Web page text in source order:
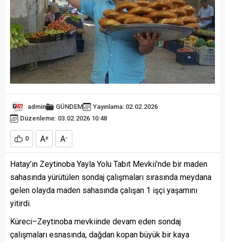
admin GÜNDEM
Yayınlama: 02.02.2026
Düzenleme: 03.02.2026 10:48
0 A+ A-
Hatay’ın Zeytinoba Yayla Yolu Tabıt Mevkii’nde bir maden
sahasında yürütülen sondaj çalışmaları sırasında meydana
gelen olayda maden sahasında çalışan 1 işçi yaşamını
yitirdi.
Küreci–Zeytinoba mevkiinde devam eden sondaj
çalışmaları esnasında, dağdan kopan büyük bir kaya